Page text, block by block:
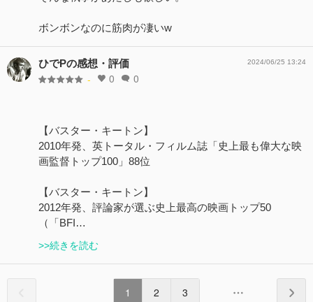
ボンボンなのに筋肉が凄いw
ひでPの感想・評価
- 0 0
2024/06/25 13:24
【バスター・キートン】
2010年発、英トータル・フィルム誌「史上最も偉大な映
画監督トップ100」88位
【バスター・キートン】
2012年発、評論家が選ぶ史上最高の映画トップ50
（「BFI…
>>続きを読む
1 2 3